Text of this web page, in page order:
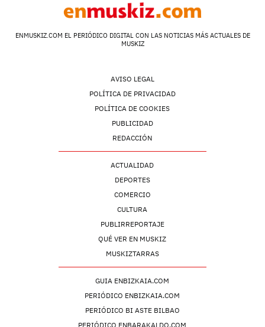
ENMUSKIZ.COM EL PERIÓDICO DIGITAL CON LAS NOTICIAS MÁS ACTUALES DE
MUSKIZ
AVISO LEGAL
POLÍTICA DE PRIVACIDAD
POLÍTICA DE COOKIES
PUBLICIDAD
REDACCIÓN
ACTUALIDAD
DEPORTES
COMERCIO
CULTURA
PUBLIRREPORTAJE
QUÉ VER EN MUSKIZ
MUSKIZTARRAS
GUIA ENBIZKAIA.COM
PERIÓDICO ENBIZKAIA.COM
PERIÓDICO BI ASTE BILBAO
PERIÓDICO ENBARAKALDO.COM